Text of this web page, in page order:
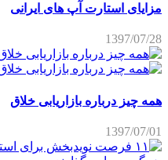
مزایای استارت آپ های ایرانی
1397/07/28
همه چیز درباره بازاریابی خلاق
1397/07/01